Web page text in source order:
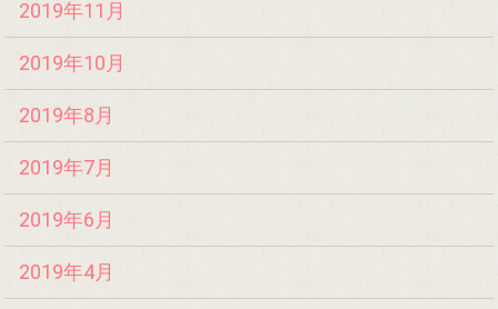
2019年11月
2019年10月
2019年8月
2019年7月
2019年6月
2019年4月